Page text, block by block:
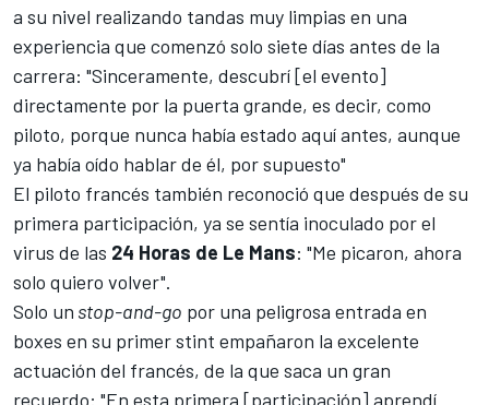
a su nivel realizando tandas muy limpias en una
experiencia que comenzó solo siete días antes de la
carrera: "Sinceramente, descubrí [el evento]
directamente por la puerta grande, es decir, como
piloto, porque nunca había estado aquí antes, aunque
ya había oído hablar de él, por supuesto"
El piloto francés también reconoció que después de su
primera participación, ya se sentía inoculado por el
virus de las 24 Horas de Le Mans: "Me picaron, ahora
solo quiero volver".
Solo un stop-and-go por una peligrosa entrada en
boxes en su primer stint empañaron la excelente
actuación del francés, de la que saca un gran
recuerdo: "En esta primera [participación] aprendí